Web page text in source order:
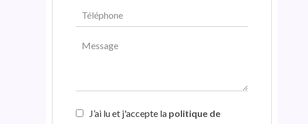
J’ai lu et j'accepte la politique de